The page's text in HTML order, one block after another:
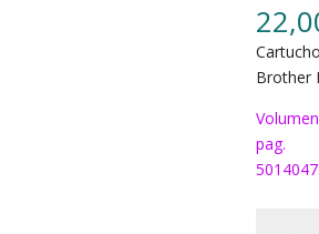
Brother
pag.